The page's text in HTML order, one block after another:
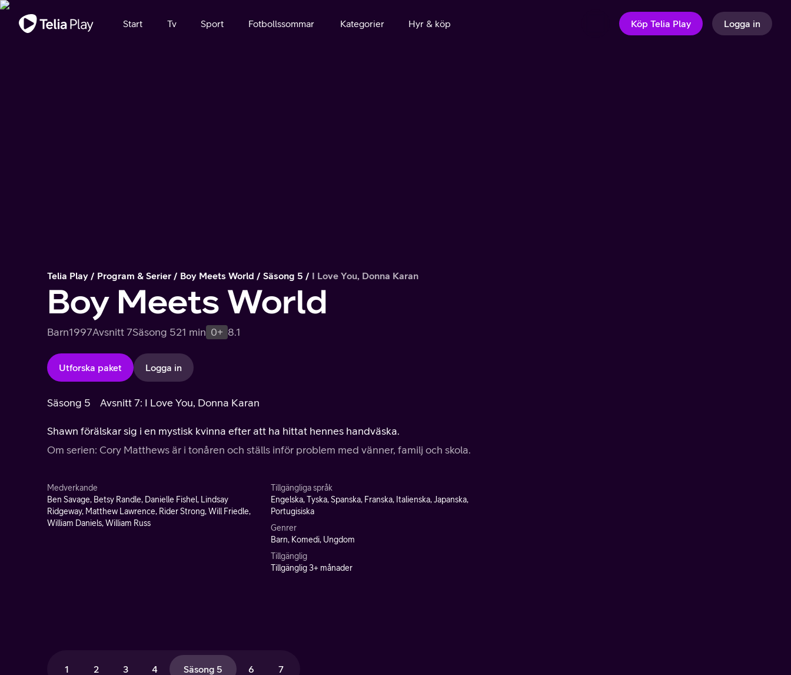
Viktigt meddelande
Start Tv Sport Fotbollssommar Kategorier Hyr & köp Köp Telia Play Logga in
Telia Play Program & Serier Boy Meets World Säsong 5 I Love You, Donna Karan
Boy Meets World
Barn1997Avsnitt 7Säsong 521 min 0+ 8.1
Utforska paket Logga in
Säsong 5 Avsnitt 7: I Love You, Donna Karan
Shawn förälskar sig i en mystisk kvinna efter att ha hittat hennes handväska.
Om serien: Cory Matthews är i tonåren och ställs inför problem med vänner, familj och skola.
Medverkande
Ben Savage, Betsy Randle, Danielle Fishel, Lindsay
Ridgeway, Matthew Lawrence, Rider Strong, Will Friedle,
William Daniels, William Russ
Tillgängliga språk
Engelska, Tyska, Spanska, Franska, Italienska, Japanska,
Portugisiska
Genrer
Barn, Komedi, Ungdom
Tillgänglig
Tillgänglig 3+ månader
1 2 3 4 Säsong 5 6 7